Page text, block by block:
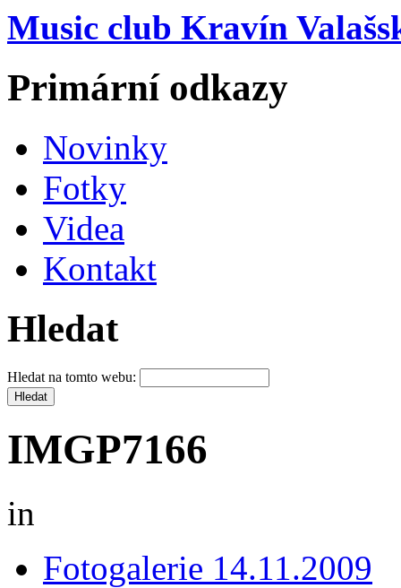
Music club Kravín
Primární odkazy
Novinky
Fotky
Videa
Kontakt
Hledat
Hledat na tomto webu:
IMGP7166
in
Fotogalerie 14.11.2009